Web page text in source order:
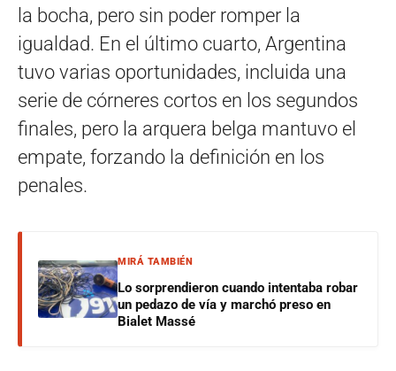
la bocha, pero sin poder romper la
igualdad. En el último cuarto, Argentina
tuvo varias oportunidades, incluida una
serie de córneres cortos en los segundos
finales, pero la arquera belga mantuvo el
empate, forzando la definición en los
penales.
MIRÁ TAMBIÉN
Lo sorprendieron cuando intentaba robar
un pedazo de vía y marchó preso en
Bialet Massé